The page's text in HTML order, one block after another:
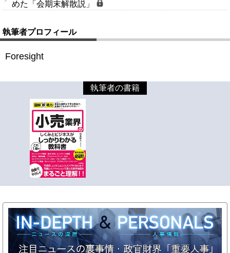
めた「会期末解散説」
執筆者プロフィール
Foresight
執筆者の書籍